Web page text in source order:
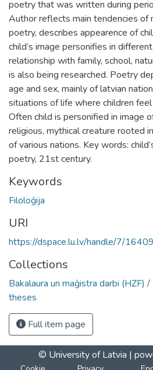
poetry that was written during
Author reflects main tendencies of
poetry, describes appearence of
child’s image personifies in different
relationship with family, school,
is also being researched. Poetry
age and sex, mainly of latvian
situations of life where children
Often child is personified in image
religious, mythical creature rooted
of various nations. Key words:
poetry, 21st century.
Keywords
Filoloģija
URI
https://dspace.lu.lv/handle/7/16409
Collections
Bakalaura un maģistra darbi (HZF)
theses
Full item page
© University of Latvia |